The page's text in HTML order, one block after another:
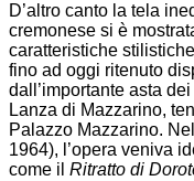
D’altro canto la tela
cremonese si è
caratteristiche
fino ad oggi ritenuto
dall’importante asta
Lanza di Mazzarino,
Palazzo Mazzarino.
1964), l’opera veniva
come il Ritratto di